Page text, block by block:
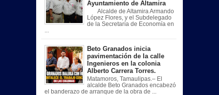
Ayuntamiento de Altamira
Alcalde de Altamira Armando
López Flores, y el Subdelegado
de la Secretaría de Economía en
Beto Granados inicia
pavimentación de la calle
Ingenieros en la colonia
Alberto Carrera Torres.
Matamoros, Tamaulipas.– El
alcalde Beto Granados encabezó
el banderazo de arranque de la obra de ...